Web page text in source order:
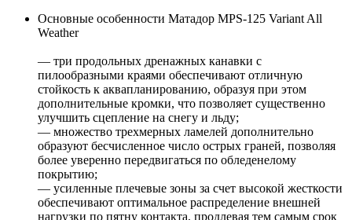
Основные особенности Матадор MPS-125 Variant All
Weather
— три продольных дренажных канавки с
пилообразными краями обеспечивают отличную
стойкость к аквапланированию, образуя при этом
дополнительные кромки, что позволяет существенно
улучшить сцепление на снегу и льду;
— множество трехмерных ламелей дополнительно
образуют бесчисленное число острых граней, позволяя
более уверенно передвигаться по обледенелому
покрытию;
— усиленные плечевые зоны за счет высокой жесткости
обеспечивают оптимальное распределение внешней
нагрузки по пятну контакта, продлевая тем самым срок